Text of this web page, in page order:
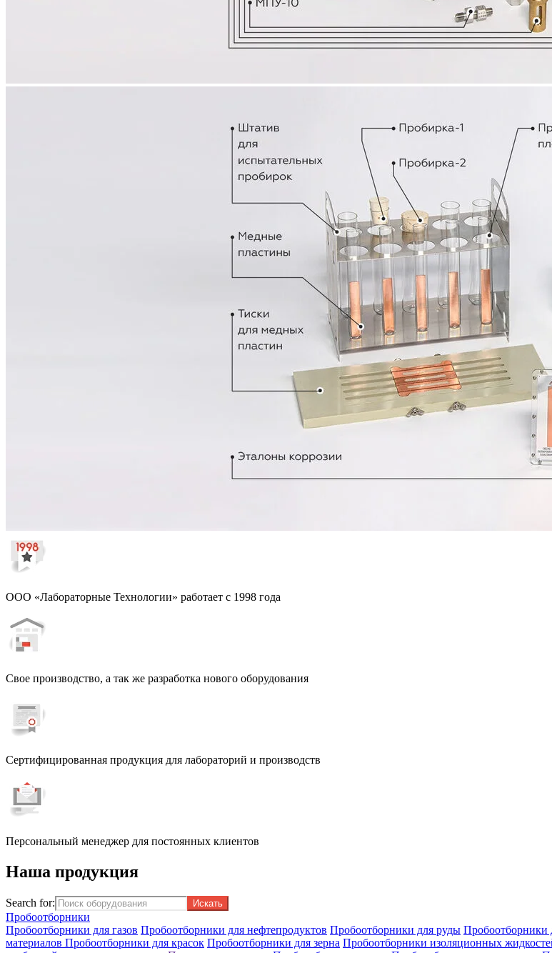
ООО «Лабораторные Технологии» работает с 1998 года
Свое производство, а так же разработка нового оборудования
Сертифицированная продукция для лабораторий и производств
Персональный менеджер для постоянных клиентов
Наша продукция
Search for:
Пробоотборники
Пробоотборники для газов Пробоотборники для нефтепродуктов Пробоотборники для руды Пробоотборники
материалов Пробоотборники для красок Пробоотборники для зерна Пробоотборники изоляционных